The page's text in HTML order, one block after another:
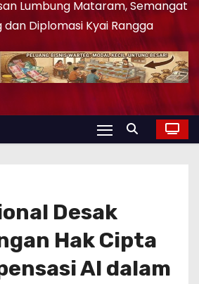
Lumbung Mataram, Semangat
dan Diplomasi Kyai Rangga
Desak
Hak Cipta
AI dalam